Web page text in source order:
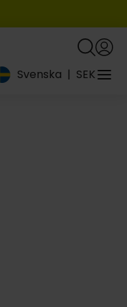
Svenska | SEK